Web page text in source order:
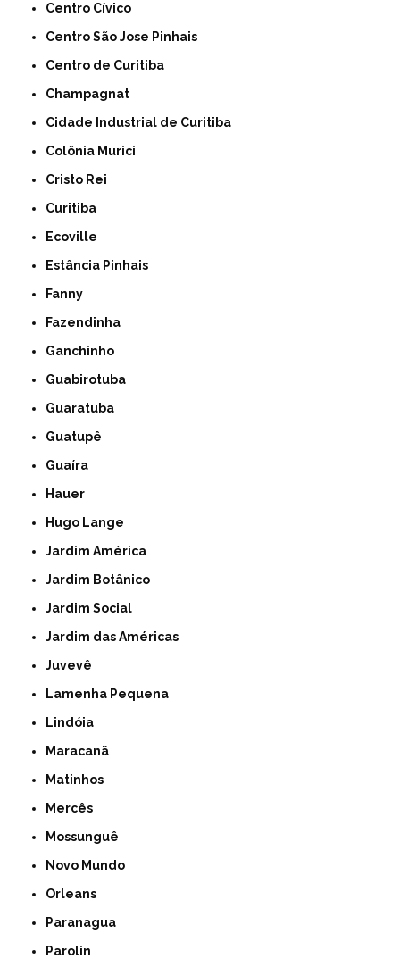
Centro Cívico
Centro São Jose Pinhais
Centro de Curitiba
Champagnat
Cidade Industrial de Curitiba
Colônia Murici
Cristo Rei
Curitiba
Ecoville
Estância Pinhais
Fanny
Fazendinha
Ganchinho
Guabirotuba
Guaratuba
Guatupê
Guaíra
Hauer
Hugo Lange
Jardim América
Jardim Botânico
Jardim Social
Jardim das Américas
Juvevê
Lamenha Pequena
Lindóia
Maracanã
Matinhos
Mercês
Mossunguê
Novo Mundo
Orleans
Paranagua
Parolin